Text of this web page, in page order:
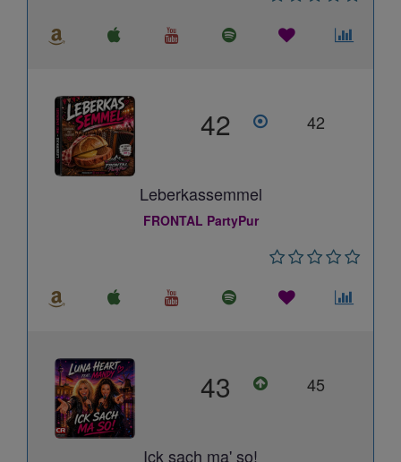
42 42
Leberkassemmel
FRONTAL PartyPur
43 45
Ick sach ma' so!